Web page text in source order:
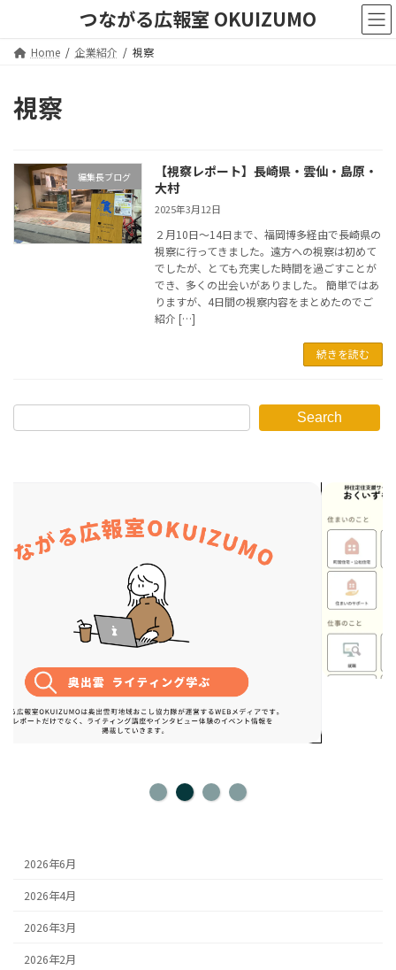
つながる広報室 OKUIZUMO
Home 企業紹介 視察
視察
編集長ブログ
【視察レポート】長崎県・雲仙・島原・
大村
2025年3月12日
２月10日〜14日まで、福岡博多経由で長崎県の
視察に行ってきました。遠方への視察は初めて
でしたが、とても充実した時間を過ごすことが
でき、多くの出会いがありました。 簡単ではあ
りますが、4日間の視察内容をまとめたのでご
紹介 […]
続きを読む
Search
2026年6月
2026年4月
2026年3月
2026年2月